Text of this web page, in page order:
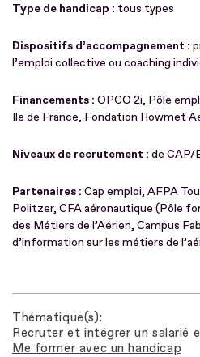
Type de handicap : tous types
Dispositifs d’accompagnement :
l’emploi collective ou coaching
Financements : OPCO 2i, Pôle
Ile de France, Fondation Howmet
Niveaux de recrutement : de CAP/
Partenaires : Cap emploi, AFPA
Politzer, CFA aéronautique (Pôle
des Métiers de l’Aérien, Campus
d’information sur les métiers de
Thématique(s)
Recruter et intégrer un salarié
Me former avec un handicap